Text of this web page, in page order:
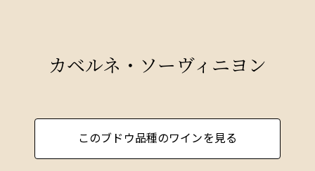
カベルネ・ソーヴィニヨン
このブドウ品種のワインを見る